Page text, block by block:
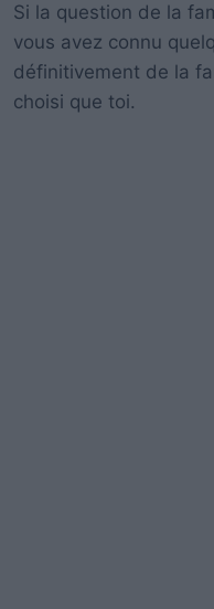
Si la question de la
vous avez connu
définitivement de la
choisi que toi.